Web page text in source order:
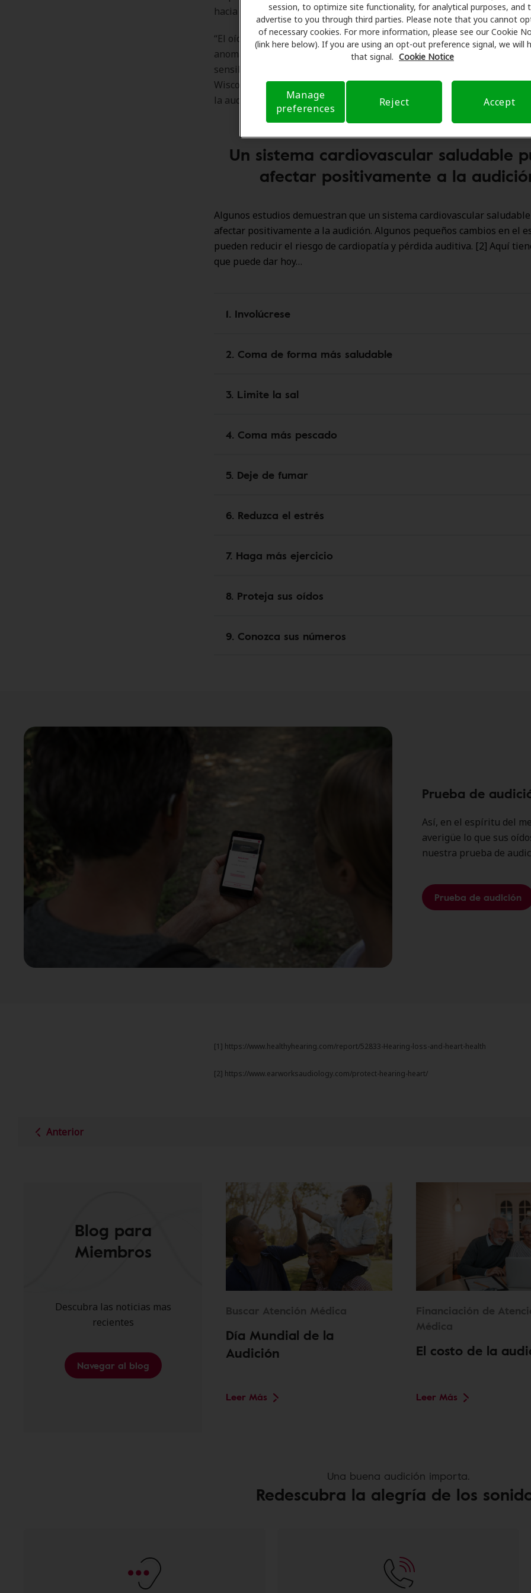
session, to optimize site functionality, for analytical purposes, and
advertise to you through third parties. Please note that you cannot
of necessary cookies. For more information, please see our Cookie
(link here below). If you are using an opt-out preference signal, we will
that signal. Cookie Notice
Manage
preferences
Reject Accept
hacia el cerebro.
“El oído interno es tan sensible al flujo sanguíneo que es posible que
anomalías en el sistema cardiovascular allí antes que en otras partes
sensibles del cuerpo”, explica David Friedland, MD, Ph.D., del Colegio
Wisconsin en Milwaukee. El Dr. Friedland lleva años estudiando la
la audición y el sistema cardiovascular.
Un sistema cardiovascular saludable
afectar positivamente a la
Algunos estudios demuestran que un sistema cardiovascular
afectar positivamente a la audición. Algunos pequeños cambios en el
pueden reducir el riesgo de cardiopatía y pérdida auditiva. [2] Aquí
que puede dar hoy…
1. Involúcrese
2. Coma de forma más saludable
3. Limite la sal
4. Coma más pescado
5. Deje de fumar
6. Reduzca el estrés
7. Haga más ejercicio
8. Proteja sus oídos
9. Conozca sus números
Prueba de
Así, en el espíritu del
averigüe lo que sus
nuestra prueba de
Prueba de audición
[1] https://www.healthyhearing.com/report/52833-Hearing-loss-and-heart-health
[2] https://www.earworksaudiology.com/protect-hearing-heart/
Anterior
Blog para
Miembros
Descubra las noticias mas
recientes
Navegar al blog
Buscar Atención Médica
Día Mundial de la
Audición
Leer Más
Financiación de
Médica
El costo de la
Leer Más
Una buena audición importa.
Redescubra la alegría de los